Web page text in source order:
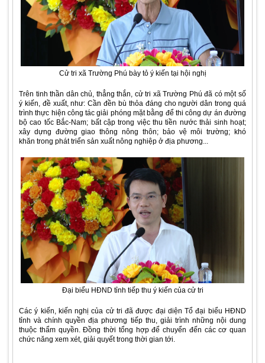
Cử tri xã Trường Phú bày tỏ ý kiến tại hội nghị
Trên tinh thần dân chủ, thẳng thắn, cử tri xã Trường Phú đã có một số
ý kiến, đề xuất, như: Cần đền bù thỏa đáng cho người dân trong quá
trình thực hiện công tác giải phóng mặt bằng để thi công dự án đường
bộ cao tốc Bắc-Nam; bất cập trong việc thu tiền nước thải sinh hoạt;
xây dựng đường giao thông nông thôn; bảo vệ môi trường; khó
khăn trong phát triển sản xuất nông nghiệp ở địa phương...
Đại biểu HĐND tỉnh tiếp thu ý kiến của cử tri
Các ý kiến, kiến nghị của cử tri đã được đại diện Tổ đại biểu HĐND
tỉnh và chính quyền địa phương tiếp thu, giải trình những nội dung
thuộc thẩm quyền. Đồng thời tổng hợp để chuyển đến các cơ quan
chức năng xem xét, giải quyết trong thời gian tới.